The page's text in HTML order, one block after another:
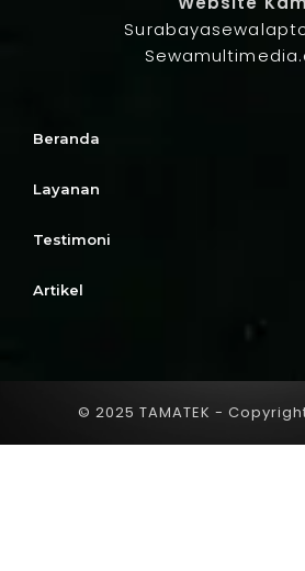
Beranda
Layanan
Testimoni
Artikel
© 2025 TAMATEK -